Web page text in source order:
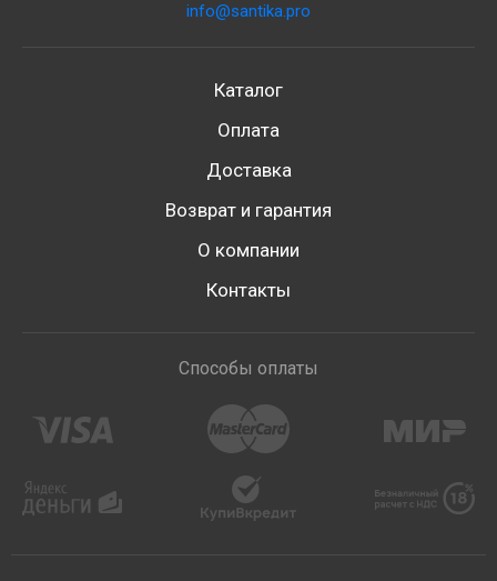
info@santika.pro
Каталог
Оплата
Доставка
Возврат и гарантия
О компании
Контакты
Способы оплаты